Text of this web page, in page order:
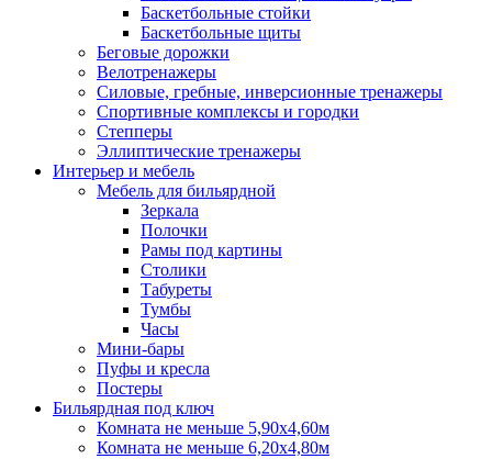
Баскетбольные стойки
Баскетбольные щиты
Беговые дорожки
Велотренажеры
Силовые, гребные, инверсионные тренажеры
Спортивные комплексы и городки
Степперы
Эллиптические тренажеры
Интерьер и мебель
Мебель для бильярдной
Зеркала
Полочки
Рамы под картины
Столики
Табуреты
Тумбы
Часы
Мини-бары
Пуфы и кресла
Постеры
Бильярдная под ключ
Комната не меньше 5,90х4,60м
Комната не меньше 6,20х4,80м